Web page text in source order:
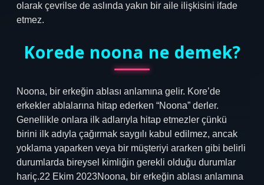
olarak çevrilse de aslında yakın bir aile ilişkisini ifade
etmez.
Korede noona ne demek?
Noona, bir erkeğin ablası anlamına gelir. Kore’de
erkekler ablalarına hitap ederken “Noona” derler.
Genellikle onlara ilk adlarıyla hitap etmezler çünkü
birini ilk adıyla çağırmak saygılı kabul edilmez, ancak
yoklama yaparken veya bir müşteriyi ararken gibi belirli
durumlarda bireysel kimliğin gerekli olduğu durumlar
hariç.22 Ekim 2023Noona, bir erkeğin ablası anlamına